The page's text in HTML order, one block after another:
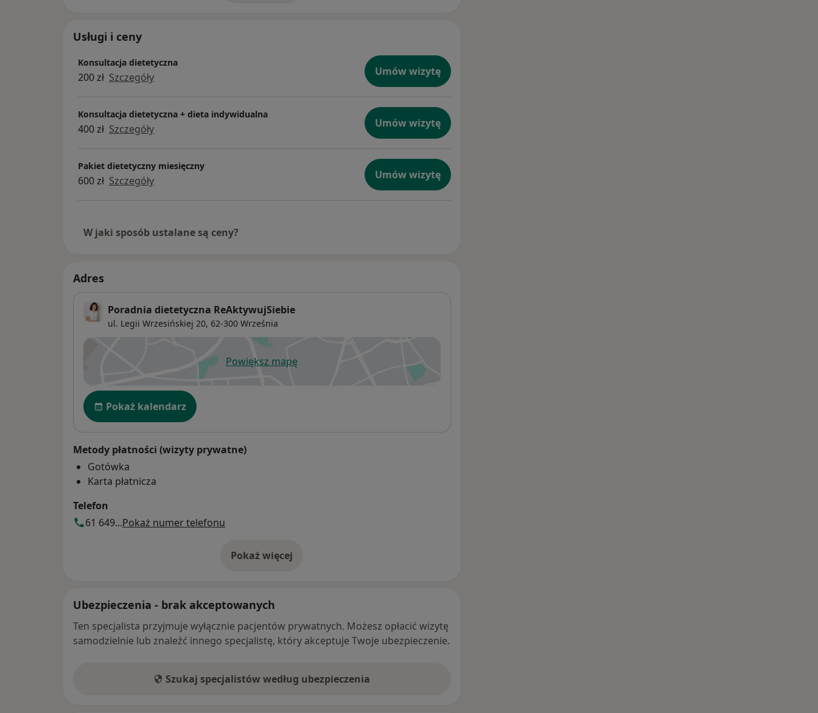
Usługi i ceny
Konsultacja dietetyczna
200 zł Szczegóły Umów wizytę
Konsultacja dietetyczna + dieta indywidualna
400 zł Szczegóły Umów wizytę
Pakiet dietetyczny miesięczny
600 zł Szczegóły Umów wizytę
W jaki sposób ustalane są ceny?
Adres
Poradnia dietetyczna ReAktywujSiebie
ul. Legii Wrzesińskiej 20, 62-300 Września
Powiększ mapęotwiera się w nowej karcie
Dostępność
Pokaż kalendarz
Metody płatności (wizyty prywatne)
Gotówka
Karta płatnicza
Telefon
61 649...Pokaż numer telefonu
Pokaż więcej
o adresie
Ubezpieczenia - brak akceptowanych
Ten specjalista przyjmuje wyłącznie pacjentów prywatnych. Możesz opłacić wizytę
samodzielnie lub znaleźć innego specjalistę, który akceptuje Twoje ubezpieczenie.
Szukaj specjalistów według ubezpieczenia